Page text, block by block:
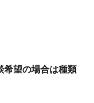
望の場合は種類